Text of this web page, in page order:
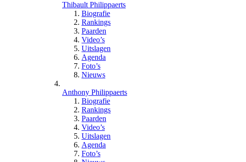
Thibault Philippaerts
Biografie
Rankings
Paarden
Video’s
Uitslagen
Agenda
Foto’s
Nieuws
Anthony Philippaerts
Biografie
Rankings
Paarden
Video’s
Uitslagen
Agenda
Foto’s